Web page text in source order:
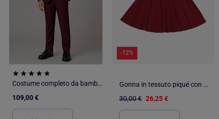
Costume completo da bambino Kebello
109,00 €
-12%
Gonna in tessuto piqué con tasche - Kids Star
30,00 € 26,25 €